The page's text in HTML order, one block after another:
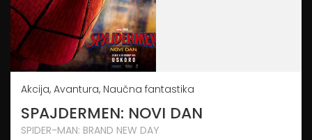
Akcija, Avantura, Naučna fantastika
SPAJDERMEN: NOVI DAN
SPIDER-MAN: BRAND NEW DAY